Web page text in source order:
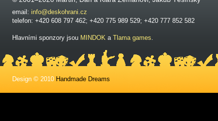
email: info@deskohrani.cz
telefon: +420 608 797 462; +420 775 989 529; +420 777 852 582
Hlavními sponzory jsou MINDOK a Tlama games.
Design © 2010 Handmade Dreams